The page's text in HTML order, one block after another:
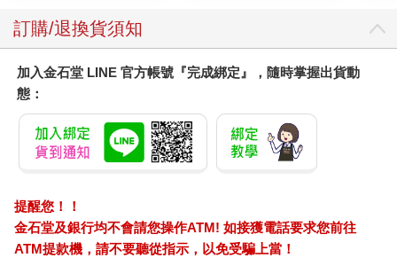
訂購/退換貨須知
加入金石堂 LINE 官方帳號『完成綁定』，隨時掌握出貨動
態：
提醒您！！
金石堂及銀行均不會請您操作ATM! 如接獲電話要求您前往
ATM提款機，請不要聽從指示，以免受騙上當！